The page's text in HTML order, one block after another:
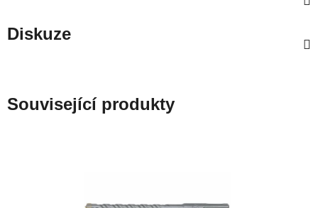
Diskuze
Související produkty